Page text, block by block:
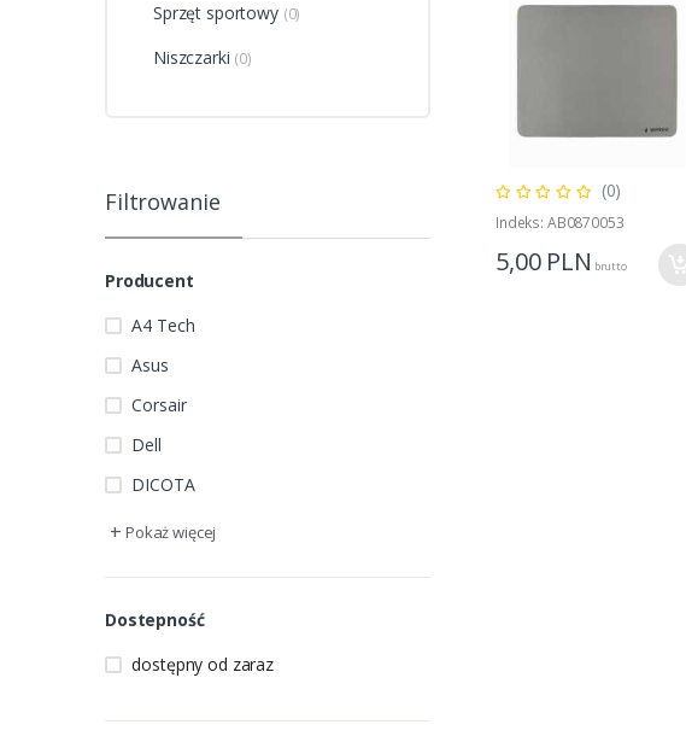
Sprzęt sportowy (0)
Niszczarki (0)
Filtrowanie
Producent
A4 Tech
Asus
Corsair
Dell
DICOTA
+ Pokaż więcej
Dostepność
dostępny od zaraz
(0)
Indeks: AB0870053
5,00 PLN brutto